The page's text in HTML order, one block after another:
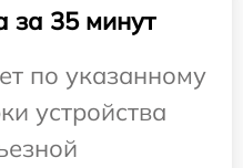
за 35 минут
по указанному
устройства